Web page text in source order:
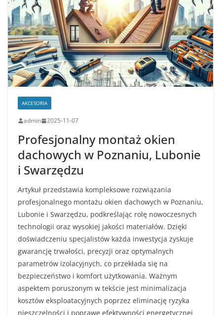
AKCESORIA
admin 2025-11-07
Profesjonalny montaż okien
dachowych w Poznaniu, Lubonie
i Swarzędzu
Artykuł przedstawia kompleksowe rozwiązania
profesjonalnego montażu okien dachowych w Poznaniu,
Lubonie i Swarzędzu, podkreślając rolę nowoczesnych
technologii oraz wysokiej jakości materiałów. Dzięki
doświadczeniu specjalistów każda inwestycja zyskuje
gwarancję trwałości, precyzji oraz optymalnych
parametrów izolacyjnych, co przekłada się na
bezpieczeństwo i komfort użytkowania. Ważnym
aspektem poruszonym w tekście jest minimalizacja
kosztów eksploatacyjnych poprzez eliminację ryzyka
nieszczelności i poprawę efektywności energetycznej